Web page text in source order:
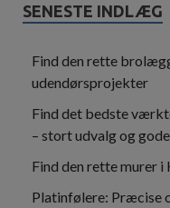
SENESTE INDLÆG
Find den rette
udendørsprojekter
Find det bedste
– stort udvalg og
Find den rette murer
Platinfølere: Præcise